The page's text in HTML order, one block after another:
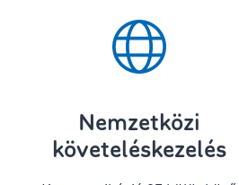
Nemzetközi
követeléskezelés